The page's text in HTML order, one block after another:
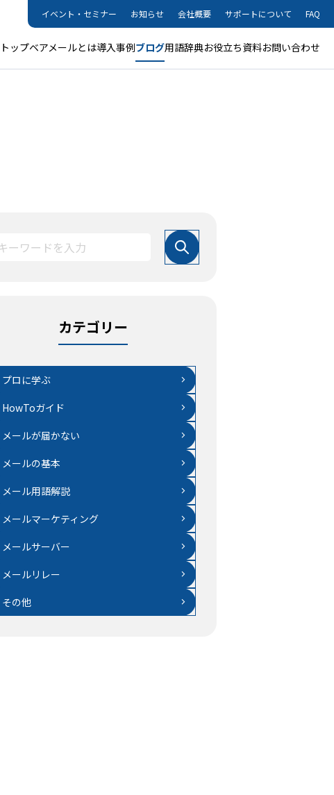
トップベアメールとは導入事例ブログ用語辞典お役立ち資料お問い合わせ
イベント・セミナー お知らせ 会社概要 サポートについて FAQ
カテゴリー
プロに学ぶ
HowToガイド
メールが届かない
メールの基本
メール用語解説
メールマーケティング
メールサーバー
メールリレー
その他